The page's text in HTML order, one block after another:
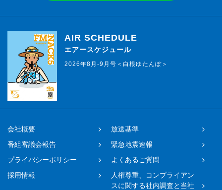
AIR SCHEDULE
エアースケジュール
2026年8月-9月号＜白根ゆたんぽ＞
会社概要
放送基準
番組審議会報告
緊急地震速報
プライバシーポリシー
よくあるご質問
採用情報
人権尊重、コンプライアン
スに関する社内調査と当社